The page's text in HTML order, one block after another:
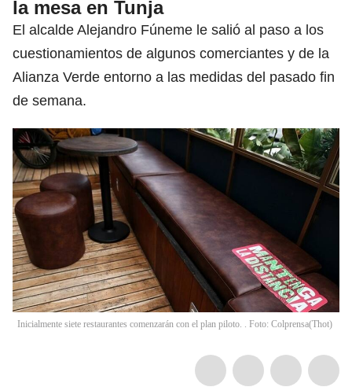
la mesa en Tunja
El alcalde Alejandro Fúneme le salió al paso a los
cuestionamientos de algunos comerciantes y de la
Alianza Verde entorno a las medidas del pasado fin
de semana.
Inicialmente siete restaurantes comenzarán con el plan piloto. . Foto: Colprensa(Thot)